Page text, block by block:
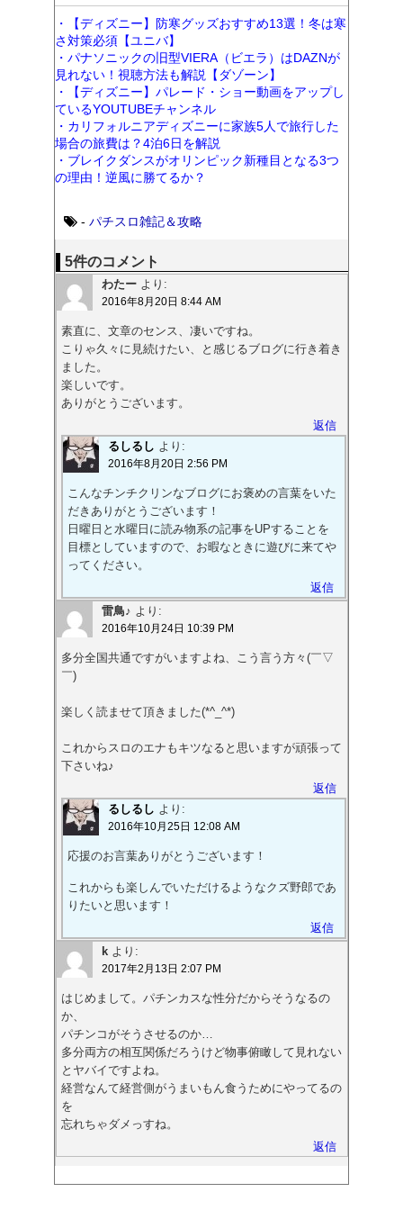
・【ディズニー】防寒グッズおすすめ13選！冬は寒
さ対策必須【ユニバ】
・パナソニックの旧型VIERA（ビエラ）はDAZNが
見れない！視聴方法も解説【ダゾーン】
・【ディズニー】パレード・ショー動画をアップし
ているYOUTUBEチャンネル
・カリフォルニアディズニーに家族5人で旅行した
場合の旅費は？4泊6日を解説
・ブレイクダンスがオリンピック新種目となる3つ
の理由！逆風に勝てるか？
- パチスロ雑記＆攻略
5件のコメント
わたー より:
2016年8月20日 8:44 AM
素直に、文章のセンス、凄いですね。‌
こりゃ久々に見続けたい、と感じるブログに行き着き
ました。‌
楽しいです。‌
ありがとうございます。
返信
るしるし より:
2016年8月20日 2:56 PM
こんなチンチクリンなブログにお褒めの言葉をいた
だきありがとうございます！
日曜日と水曜日に読み物系の記事をUPすることを
目標としていますので、お暇なときに遊びに来てや
ってください。
返信
雷鳥♪ より:
2016年10月24日 10:39 PM
多分全国共通ですがいますよね、こう言う方々(￣▽
￣)‌
楽しく読ませて頂きました(*^_^*)‌
これからスロのエナもキツなると思いますが頑張って
下さいね♪
返信
るしるし より:
2016年10月25日 12:08 AM
応援のお言葉ありがとうございます！
これからも楽しんでいただけるようなクズ野郎であ
りたいと思います！
返信
k より:
2017年2月13日 2:07 PM
はじめまして。パチンカスな性分だからそうなるの
か、‌
パチンコがそうさせるのか…‌
多分両方の相互関係だろうけど物事俯瞰して見れない
とヤバイですよね。‌
経営なんて経営側がうまいもん食うためにやってるの
を‌
忘れちゃダメっすね。
返信